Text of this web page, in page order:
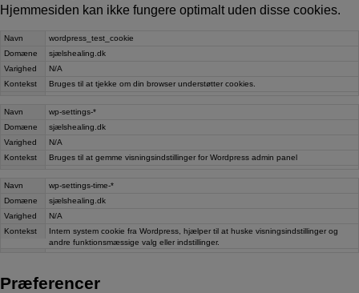
Hjemmesiden kan ikke fungere optimalt uden disse cookies.
Navn
wordpress_test_cookie
Domæne
sjælshealing.dk
Varighed
N/A
Kontekst
Bruges til at tjekke om din browser understøtter cookies.
Navn
wp-settings-*
Domæne
sjælshealing.dk
Varighed
N/A
Kontekst
Bruges til at gemme visningsindstillinger for Wordpress admin panel
Navn
wp-settings-time-*
Domæne
sjælshealing.dk
Varighed
N/A
Kontekst
Intern system cookie fra Wordpress, hjælper til at huske visningsindstillinger og
andre funktionsmæssige valg eller indstillinger.
Præferencer